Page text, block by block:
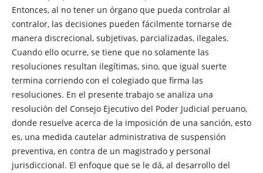
Entonces, al no tener un órgano que pueda controlar al
contralor, las decisiones pueden fácilmente tornarse de
manera discrecional, subjetivas, parcializadas, ilegales.
Cuando ello ocurre, se tiene que no solamente las
resoluciones resultan ilegítimas, sino, que igual suerte
termina corriendo con el colegiado que firma las
resoluciones. En el presente trabajo se analiza una
resolución del Consejo Ejecutivo del Poder Judicial peruano,
donde resuelve acerca de la imposición de una sanción, esto
es, una medida cautelar administrativa de suspensión
preventiva, en contra de un magistrado y personal
jurisdiccional. El enfoque que se le dá, al desarrollo del